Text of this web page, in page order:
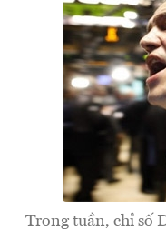
Trong tuần, chỉ số